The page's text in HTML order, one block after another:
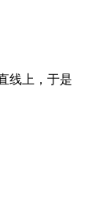
线上，于是